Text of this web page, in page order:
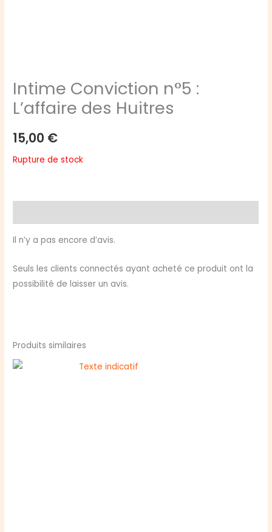
Intime Conviction n°5 :
L’affaire des Huitres
15,00 €
Rupture de stock
Il n’y a pas encore d’avis.
Seuls les clients connectés ayant acheté ce produit ont la
possibilité de laisser un avis.
Produits similaires